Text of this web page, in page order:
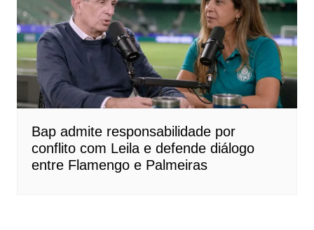
Bap admite responsabilidade por
conflito com Leila e defende diálogo
entre Flamengo e Palmeiras